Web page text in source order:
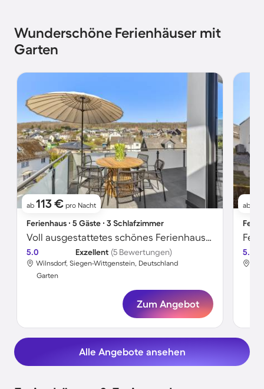
Wunderschöne Ferienhäuser mit
Garten
ab 113 € pro Nacht
Ferienhaus ∙ 5 Gäste ∙ 3 Schlafzimmer
Voll ausgestattetes schönes Ferienhaus mit Grill, Garten und Terrasse
5.0 Exzellent (5 Bewertungen)
Wilnsdorf, Siegen-Wittgenstein, Deutschland
Garten
Zum Angebot
ab
5.0
Alle Angebote ansehen